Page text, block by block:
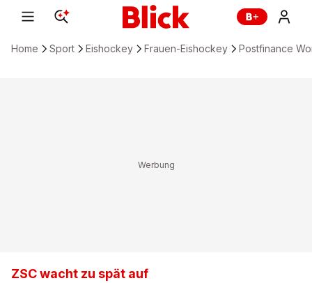
Home Sport Eishockey Frauen-Eishockey Postfinance
ZSC wacht zu spät auf